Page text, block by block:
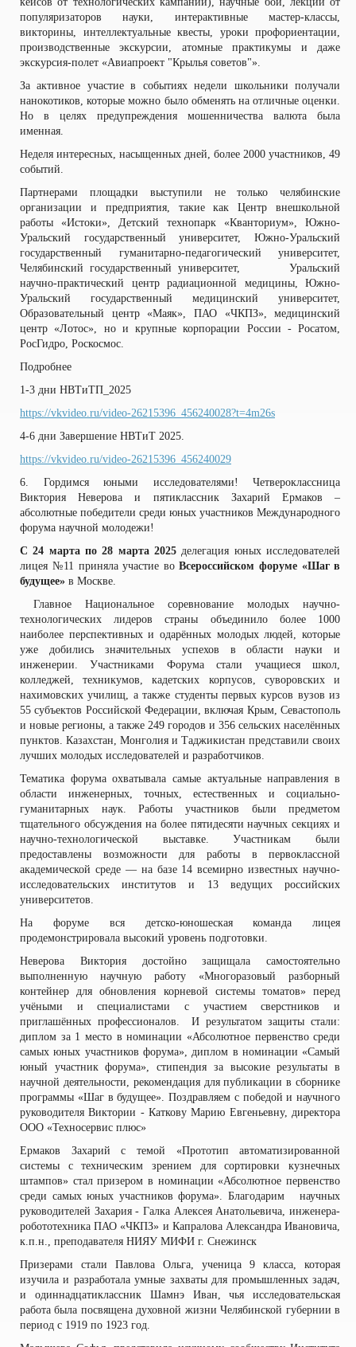
популяризаторов науки, интерактивные мастер-классы,
викторины, интеллектуальные квесты, уроки профориентации,
производственные экскурсии, атомные практикумы и даже
экскурсия-полет «Авиапроект "Крылья советов"».
За активное участие в событиях недели школьники получали
нанокотиков, которые можно было обменять на отличные оценки.
Но в целях предупреждения мошенничества валюта была
именная.
Неделя интересных, насыщенных дней, более 2000 участников, 49
событий.
Партнерами площадки выступили не только челябинские
организации и предприятия, такие как Центр внешкольной
работы «Истоки», Детский технопарк «Кванториум», Южно-
Уральский государственный университет, Южно-Уральский
государственный гуманитарно-педагогический университет,
Челябинский государственный университет, Уральский
научно-практический центр радиационной медицины, Южно-
Уральский государственный медицинский университет,
Образовательный центр «Маяк», ПАО «ЧКПЗ», медицинский
центр «Лотос», но и крупные корпорации России - Росатом,
РосГидро, Роскосмос.
Подробнее
1-3 дни НВТиТП_2025
https://vkvideo.ru/video-26215396_456240028?t=4m26s
4-6 дни Завершение НВТиТ 2025.
https://vkvideo.ru/video-26215396_456240029
6. Гордимся юными исследователями! Четвероклассница
Виктория Неверова и пятиклассник Захарий Ермаков –
абсолютные победители среди юных участников Международного
форума научной молодежи!
С 24 марта по 28 марта 2025 делегация юных исследователей
лицея №11 приняла участие воВсероссийском форуме «Шаг в
будущее» в Москве.
Главное Национальное соревнование молодых научно-
технологических лидеров страны объединило более 1000
наиболее перспективных и одарённых молодых людей, которые
уже добились значительных успехов в области науки и
инженерии. Участниками Форума стали учащиеся школ,
колледжей, техникумов, кадетских корпусов, суворовских и
нахимовских училищ, а также студенты первых курсов вузов из
55 субъектов Российской Федерации, включая Крым, Севастополь
и новые регионы, а также 249 городов и 356 сельских населённых
пунктов. Казахстан, Монголия и Таджикистан представили своих
лучших молодых исследователей и разработчиков.
Тематика форума охватывала самые актуальные направления в
области инженерных, точных, естественных и социально-
гуманитарных наук. Работы участников были предметом
тщательного обсуждения на более пятидесяти научных секциях и
научно-технологической выставке. Участникам были
предоставлены возможности для работы в первоклассной
академической среде — на базе 14 всемирно известных научно-
исследовательских институтов и 13 ведущих российских
университетов.
На форуме вся детско-юношеская команда лицея
продемонстрировала высокий уровень подготовки.
Неверова Виктория достойно защищала самостоятельно
выполненную научную работу «Многоразовый разборный
контейнер для обновления корневой системы томатов» перед
учёными и специалистами с участием сверстников и
приглашённых профессионалов. И результатом защиты стали:
диплом за 1 место в номинации «Абсолютное первенство среди
самых юных участников форума», диплом в номинации «Самый
юный участник форума», стипендия за высокие результаты в
научной деятельности, рекомендация для публикации в сборнике
программы «Шаг в будущее». Поздравляем с победой и научного
руководителя Виктории - Каткову Марию Евгеньевну, директора
ООО «Техносервис плюс»
Ермаков Захарий с темой «Прототип автоматизированной
системы с техническим зрением для сортировки кузнечных
штампов» стал призером в номинации «Абсолютное первенство
среди самых юных участников форума». Благодарим научных
руководителей Захария - Галка Алексея Анатольевича, инженера-
робототехника ПАО «ЧКПЗ» и Капралова Александра Ивановича,
к.п.н., преподавателя НИЯУ МИФИ г. Снежинск
Призерами стали Павлова Ольга, ученица 9 класса, которая
изучила и разработала умные захваты для промышленных задач,
и одиннадцатиклассник Шамнэ Иван, чья исследовательская
работа была посвящена духовной жизни Челябинской губернии в
период с 1919 по 1923 год.